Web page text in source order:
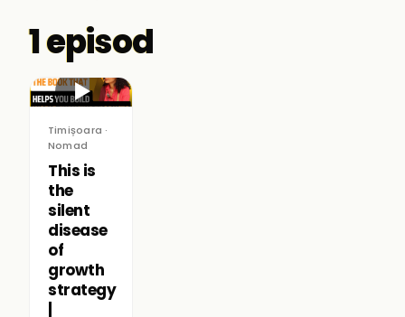
1 episod
▶
Timișoara ·
Nomad
This is
the
silent
disease
of
growth
strategy